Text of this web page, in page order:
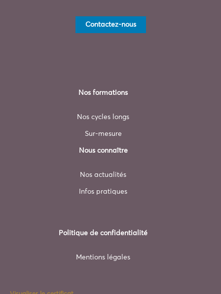
Contactez-nous
Nos formations
Nos cycles longs
Sur-mesure
Nous connaître
Nos actualités
Infos pratiques
Politique de confidentialité
Mentions légales